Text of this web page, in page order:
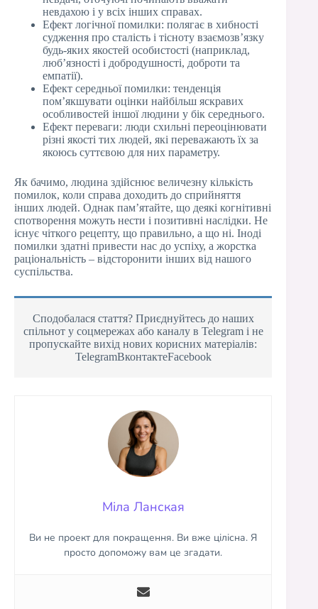
невдахою і у всіх інших справах.
Ефект логічної помилки: полягає в хибності
судження про сталість і тісноту взаємозв’язку
будь-яких якостей особистості (наприклад,
люб’язності і добродушності, доброти та
емпатії).
Ефект середньої помилки: тенденція
пом’якшувати оцінки найбільш яскравих
особливостей іншої людини у бік середнього.
Ефект переваги: люди схильні переоцінювати
різні якості тих людей, які переважають їх за
якоюсь суттєвою для них параметру.
Як бачимо, людина здійснює величезну кількість
помилок, коли справа доходить до сприйняття
інших людей. Однак пам’ятайте, що деякі когнітивні
спотворення можуть нести і позитивні наслідки. Не
існує чіткого рецепту, що правильно, а що ні. Іноді
помилки здатні привести нас до успіху, а жорстка
раціональність – відсторонити інших від нашого
суспільства.
Сподобалася стаття? Приєднуйтесь до наших
спільнот у соцмережах або каналу в Telegram і не
пропускайте вихід нових корисних матеріалів:
TelegramВконтактеFacebook
Міла Ланская
Ви не проект для покращення. Ви вже цілісна. Я
просто допоможу вам це згадати.